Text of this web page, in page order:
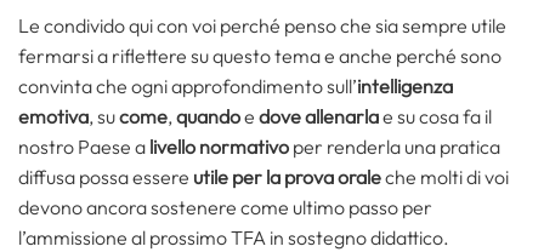
Le condivido qui con voi perché penso che sia sempre utile
fermarsi a riflettere su questo tema e anche perché sono
convinta che ogni approfondimento sull’intelligenza
emotiva, sucome,quandoe doveallenarlae su cosa fa il
nostro Paese a livello normativo per renderla una pratica
diffusa possa essere utile per la prova oraleche molti di voi
devono ancora sostenere come ultimo passo per
l’ammissione al prossimo TFA in sostegno didattico.